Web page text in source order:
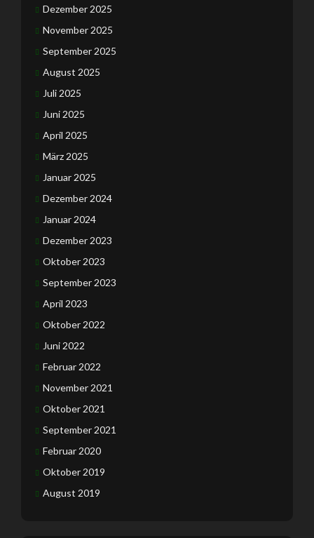
Dezember 2025
November 2025
September 2025
August 2025
Juli 2025
Juni 2025
April 2025
März 2025
Januar 2025
Dezember 2024
Januar 2024
Dezember 2023
Oktober 2023
September 2023
April 2023
Oktober 2022
Juni 2022
Februar 2022
November 2021
Oktober 2021
September 2021
Februar 2020
Oktober 2019
August 2019